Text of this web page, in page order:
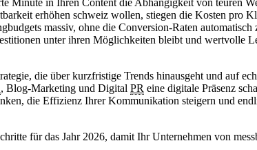
erhöhen schweiz wollen, stiegen die Kosten pro
massiv, ohne die Conversion-Raten
unter ihren Möglichkeiten bleibt und wertvolle
die über kurzfristige Trends hinausgeht und auf
, Blog-Marketing und Digital PR eine digitale Präsenz
die Effizienz Ihrer Kommunikation steigern und
für das Jahr 2026, damit Ihr Unternehmen von